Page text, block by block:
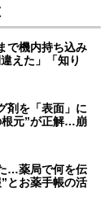
で機内持ち込み
えた」「知り
剤を「表面」に
元”が正解…崩
…薬局で何を伝
とお薬手帳の活